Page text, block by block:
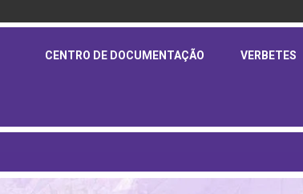
CENTRO DE DOCUMENTAÇÃO VERBETES